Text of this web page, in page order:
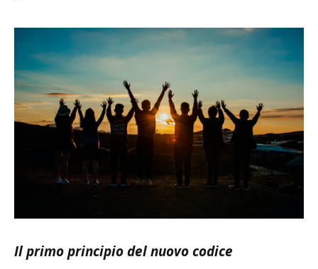
Il primo principio del nuovo codice